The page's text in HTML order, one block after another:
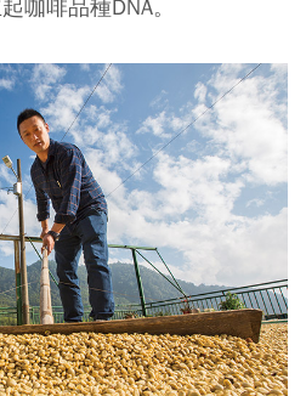
咖啡品種DNA。